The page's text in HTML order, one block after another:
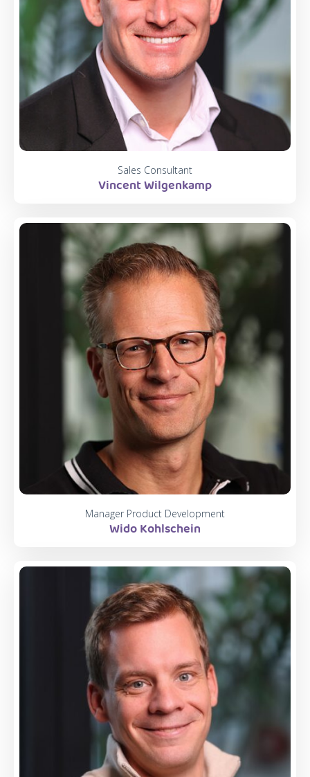
Sales Consultant
Vincent Wilgenkamp
Manager Product Development
Wido Kohlschein